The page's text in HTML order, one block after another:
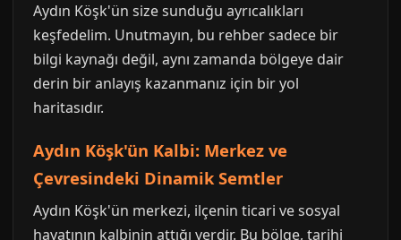
Aydın Köşk'ün size sunduğu ayrıcalıkları
keşfedelim. Unutmayın, bu rehber sadece bir
bilgi kaynağı değil, aynı zamanda bölgeye dair
derin bir anlayış kazanmanız için bir yol
haritasıdır.
Aydın Köşk'ün Kalbi: Merkez ve
Çevresindeki Dinamik Semtler
Aydın Köşk'ün merkezi, ilçenin ticari ve sosyal
hayatının kalbinin attığı yerdir. Bu bölge, tarihi